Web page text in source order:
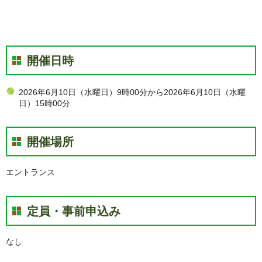
開催日時
2026年6月10日（水曜日）9時00分から2026年6月10日（水曜
日）15時00分
開催場所
エントランス
定員・事前申込み
なし